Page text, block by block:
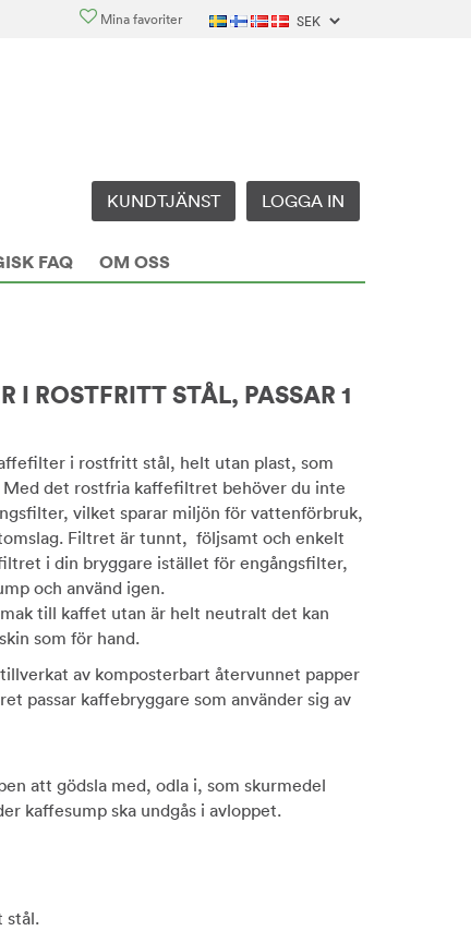
Mina favoriter
KUNDTJÄNST LOGGA IN
FAQ OM OSS
I ROSTFRITT STÅL, PASSAR 1
i rostfritt stål, helt utan plast, som
Med det rostfria kaffefiltret behöver du inte
vilket sparar miljön för vattenförbruk,
Filtret är tunnt, följsamt och enkelt
i din bryggare istället för engångsfilter,
och använd igen.
till kaffet utan är helt neutralt det kan
som för hand.
av komposterbart återvunnet papper
passar kaffebryggare som använder sig av
att gödsla med, odla i, som skurmedel
kaffesump ska undgås i avloppet.
stål.